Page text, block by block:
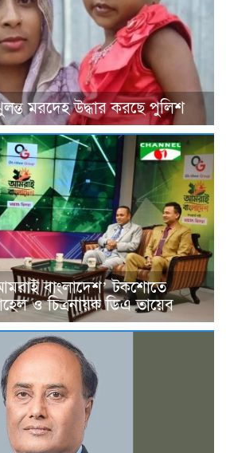
মরদেহ উদ্ধার করছে পুলিশ
বাংলাদেশ’ টকশোতে
ও চিত্রনায়ক ডিএ তায়েব